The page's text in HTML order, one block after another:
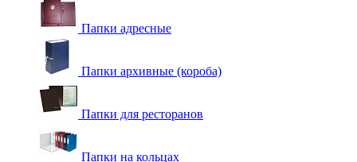
Папки адресные
Папки архивные (короба)
Папки для ресторанов
Папки на кольцах